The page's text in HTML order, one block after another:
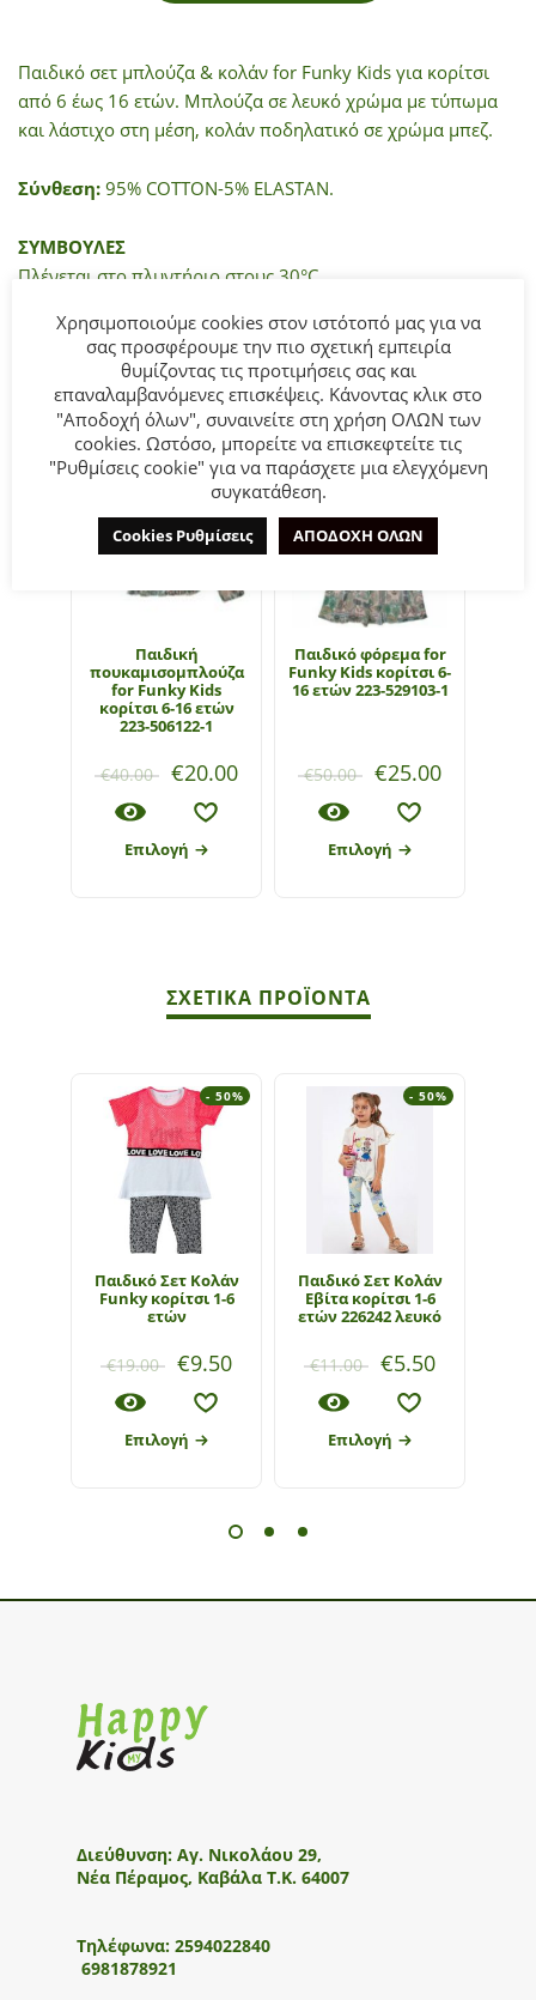
Παιδικό σετ μπλούζα & κολάν for Funky Kids για κορίτσι
από 6 έως 16 ετών. Μπλούζα σε λευκό χρώμα με τύπωμα
και λάστιχο στη μέση, κολάν ποδηλατικό σε χρώμα μπεζ.
Σύνθεση: 95% COTTON-5% ELASTAN.
ΣΥΜΒΟΥΛΕΣ
Πλένεται στο πλυντήριο στους 30°C.
ΜΠΟΡΕΊ ΕΠΊΣΗΣ ΝΑ ΣΑΣ ΑΡΈΣΕΙ…
- 50%
Παιδική
πουκαμισομπλούζα
for Funky Kids
κορίτσι 6-16 ετών
223-506122-1
€40.00 €20.00
Επιλογή
- 50%
Παιδικό φόρεμα for
Funky Kids κορίτσι 6-
16 ετών 223-529103-1
€50.00 €25.00
Επιλογή
ΣΧΕΤΙΚΆ ΠΡΟΪΌΝΤΑ
- 50%
Παιδικό Σετ Κολάν
Funky κορίτσι 1-6
ετών
€19.00 €9.50
Επιλογή
- 50%
Παιδικό Σετ Κολάν
Εβίτα κορίτσι 1-6
ετών 226242 λευκό
€11.00 €5.50
Επιλογή
Διεύθυνση: Αγ. Νικολάου 29,
Νέα Πέραμος, Καβάλα Τ.Κ. 64007
Τηλέφωνα: 2594022840
6981878921
Χρησιμοποιούμε cookies στον ιστότοπό μας για να
σας προσφέρουμε την πιο σχετική εμπειρία
θυμίζοντας τις προτιμήσεις σας και
επαναλαμβανόμενες επισκέψεις. Κάνοντας κλικ στο
"Αποδοχή όλων", συναινείτε στη χρήση ΟΛΩΝ των
cookies. Ωστόσο, μπορείτε να επισκεφτείτε τις
"Ρυθμίσεις cookie" για να παράσχετε μια ελεγχόμενη
συγκατάθεση.
Cookies Ρυθμίσεις ΑΠΟΔΟΧΗ ΟΛΩΝ